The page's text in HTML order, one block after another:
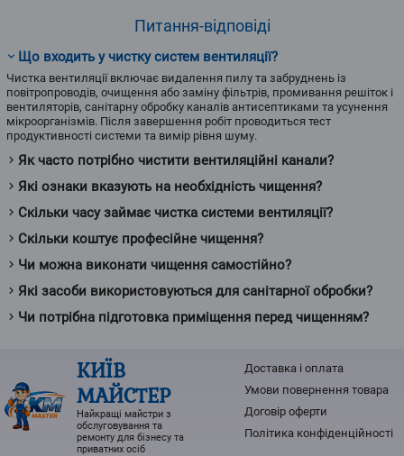
Питання-відповіді
Що входить у чистку систем вентиляції?
Чистка вентиляції включає видалення пилу та забруднень із
повітропроводів, очищення або заміну фільтрів, промивання решіток і
вентиляторів, санітарну обробку каналів антисептиками та усунення
мікроорганізмів. Після завершення робіт проводиться тест
продуктивності системи та вимір рівня шуму.
Як часто потрібно чистити вентиляційні канали?
Які ознаки вказують на необхідність чищення?
Скільки часу займає чистка системи вентиляції?
Скільки коштує професійне чищення?
Чи можна виконати чищення самостійно?
Які засоби використовуються для санітарної обробки?
Чи потрібна підготовка приміщення перед чищенням?
КИЇВ
МАЙСТЕР
Найкращі майстри з
обслуговування та
ремонту для бізнесу та
приватних осіб
Доставка і оплата
Умови повернення товарa
Договір оферти
Політика конфіденційності